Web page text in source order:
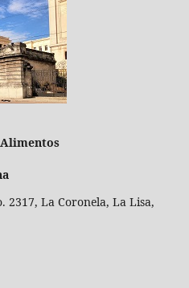
y Alimentos
2317, La Coronela, La Lisa,